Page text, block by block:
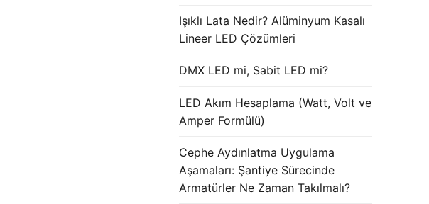
Işıklı Lata Nedir? Alüminyum Kasalı
Lineer LED Çözümleri
DMX LED mi, Sabit LED mi?
LED Akım Hesaplama (Watt, Volt ve
Amper Formülü)
Cephe Aydınlatma Uygulama
Aşamaları: Şantiye Sürecinde
Armatürler Ne Zaman Takılmalı?